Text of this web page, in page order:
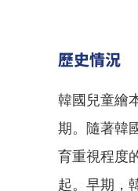
歷史情況
韓國兒童繪
期。隨著韓
育重視程度
起。早期，